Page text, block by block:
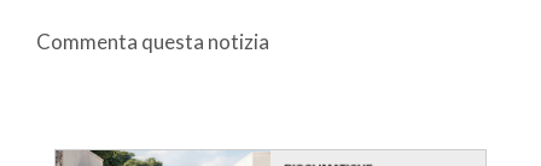
Commenta questa notizia